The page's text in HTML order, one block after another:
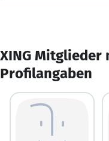
XING Mitglieder
Profilangaben